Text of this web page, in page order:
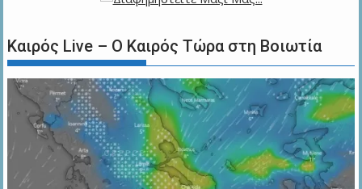
Καιρός Live – Ο Καιρός Τώρα στη Βοιωτία